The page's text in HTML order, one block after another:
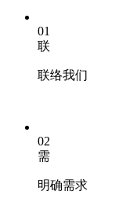
01
联
联络我们
02
需
明确需求